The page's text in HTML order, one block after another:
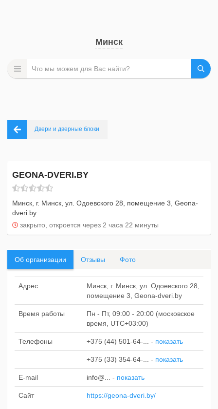
Минск
Двери и дверные блоки
GEONA-DVERI.BY
Минск, г. Минск, ул. Одоевского 28, помещение 3, Geona-
dveri.by
закрыто, откроется через 2 часа 22 минуты
Об организации Отзывы Фото
Адрес
Минск, г. Минск, ул. Одоевского 28,
помещение 3, Geona-dveri.by
Время работы
Пн - Пт, 09:00 - 20:00 (московское
время, UTC+03:00)
Телефоны +375 (44) 501-64-... - показать
+375 (33) 354-64-... - показать
E-mail info@... - показать
Сайт https://geona-dveri.by/